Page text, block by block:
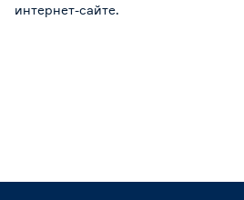
интернет-сайте.